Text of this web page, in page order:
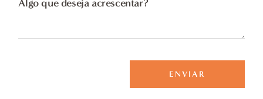
Algo que deseja acrescentar?